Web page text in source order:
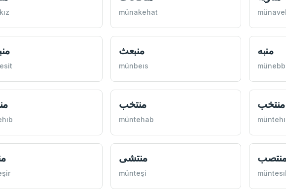
münakehat
منبعث
münbeıs
منبه
منتخب
müntehab
منتخب
منتشی
münteşi